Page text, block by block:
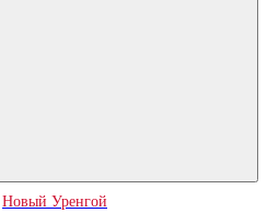
Новый Уренгой